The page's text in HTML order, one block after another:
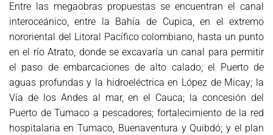
Entre las megaobras propuestas se encuentran el canal
interoceánico, entre la Bahía de Cupica, en el extremo
nororiental del Litoral Pacífico colombiano, hasta un punto
en el río Atrato, donde se excavaría un canal para permitir
el paso de embarcaciones de alto calado; el Puerto de
aguas profundas y la hidroeléctrica en López de Micay; la
Vía de los Andes al mar, en el Cauca; la concesión del
Puerto de Tumaco a pescadores; fortalecimiento de la red
hospitalaria en Tumaco, Buenaventura y Quibdó; y el plan